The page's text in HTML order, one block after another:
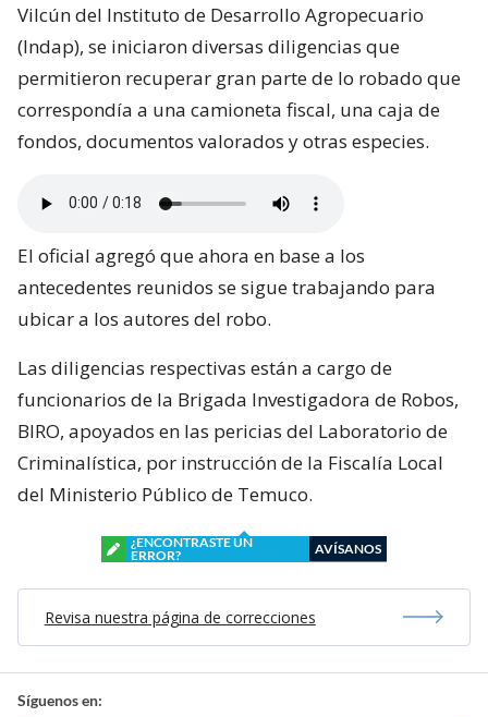
Vilcún del Instituto de Desarrollo Agropecuario
(Indap), se iniciaron diversas diligencias que
permitieron recuperar gran parte de lo robado que
correspondía a una camioneta fiscal, una caja de
fondos, documentos valorados y otras especies.
El oficial agregó que ahora en base a los
antecedentes reunidos se sigue trabajando para
ubicar a los autores del robo.
Las diligencias respectivas están a cargo de
funcionarios de la Brigada Investigadora de Robos,
BIRO, apoyados en las pericias del Laboratorio de
Criminalística, por instrucción de la Fiscalía Local
del Ministerio Público de Temuco.
¿ENCONTRASTE UN
ERROR?
AVÍSANOS
Revisa nuestra página de correcciones
Síguenos en: